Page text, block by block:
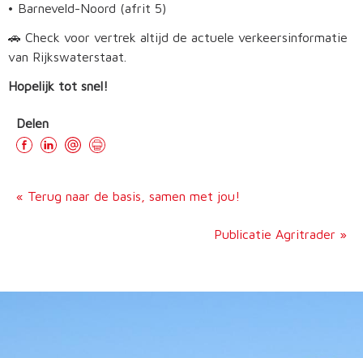
• Barneveld-Noord (afrit 5)
🚗 Check voor vertrek altijd de actuele verkeersinformatie
van Rijkswaterstaat.
Hopelijk tot snel!
Delen
« Terug naar de basis, samen met jou!
Publicatie Agritrader »